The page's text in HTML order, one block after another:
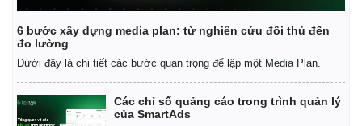
6 bước xây dựng media plan: từ nghiên cứu đối thủ đến
đo lường
Dưới đây là chi tiết các bước quan trọng để lập một Media Plan.
Các chỉ số quảng cáo trong trình quản lý
của SmartAds